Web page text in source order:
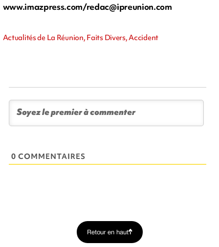
www.imazpress.com/redac@ipreunion.com
Actualités de La Réunion, Faits Divers, Accident
0 COMMENTAIRES
Retour en haut